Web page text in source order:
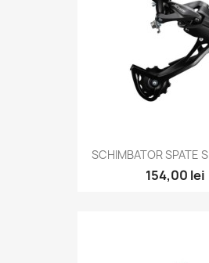
SCHIMBATOR SPATE
154,00 lei